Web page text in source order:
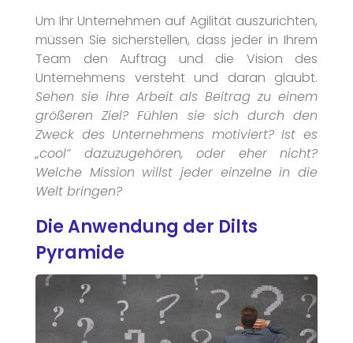
Um Ihr Unternehmen auf Agilität auszurichten,
müssen Sie sicherstellen, dass jeder in Ihrem
Team den Auftrag und die Vision des
Unternehmens versteht und daran glaubt.
Sehen sie ihre Arbeit als Beitrag zu einem
größeren Ziel? Fühlen sie sich durch den
Zweck des Unternehmens motiviert? Ist es
„cool“ dazuzugehören, oder eher nicht?
Welche Mission willst jeder einzelne in die
Welt bringen?
Die Anwendung der Dilts
Pyramide